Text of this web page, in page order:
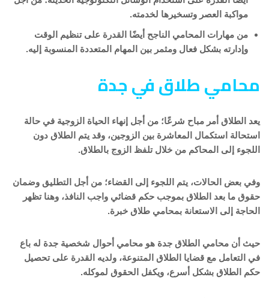
مواكبة العصر وتسخيرها لخدمته.
من مهارات المحامي الناجح أيضًا القدرة على تنظيم الوقت
وإدارته بشكل فعال ومثمر بين المهام المتعددة المنسوبة إليه.
محامي طلاق في جدة
يعد الطلاق أمر مباح شرعًا؛ من أجل إنهاء الحياة الزوجية في حالة
استحالة استكمال المعاشرة بين الزوجين، وقد يتم الطلاق دون
اللجوء إلى المحاكم من خلال تلفظ الزوج بالطلاق.
وفي بعض الحالات، يتم اللجوء إلى القضاء؛ من أجل التطليق وضمان
حقوق ما بعد الطلاق بموجب حكم قضائي واجب النافذ، وهنا تظهر
الحاجة إلى الاستعانة بمحامي طلاق خبرة.
حيث أن محامي الطلاق جدة هو محامي أحوال شخصية جدة له باع
في التعامل مع قضايا الطلاق المتنوعة، ولديه القدرة على تحصيل
حكم الطلاق بشكل أسرع، ويكفل الحقوق لموكله.